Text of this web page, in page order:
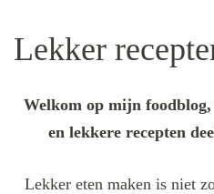
Lekker
Welkom op mijn
en lekkere recepten
Lekker eten maken is niet